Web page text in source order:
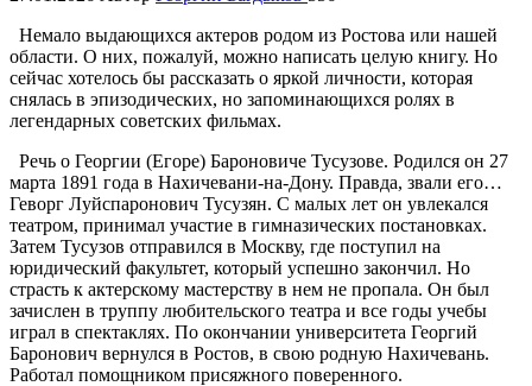
Немало выдающихся актеров родом из Ростова или нашей
области. О них, пожалуй, можно написать целую книгу. Но
сейчас хотелось бы рассказать о яркой личности, которая
снялась в эпизодических, но запоминающихся ролях в
легендарных советских фильмах.
Речь о Георгии (Егоре) Бароновиче Тусузове. Родился он 27
марта 1891 года в Нахичевани-на-Дону. Правда, звали его…
Геворг Луйспаронович Тусузян. С малых лет он увлекался
театром, принимал участие в гимназических постановках.
Затем Тусузов отправился в Москву, где поступил на
юридический факультет, который успешно закончил. Но
страсть к актерскому мастерству в нем не пропала. Он был
зачислен в труппу любительского театра и все годы учебы
играл в спектаклях. По окончании университета Георгий
Баронович вернулся в Ростов, в свою родную Нахичевань.
Работал помощником присяжного поверенного.